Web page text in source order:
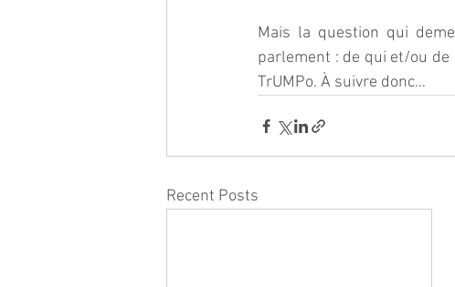
Mais la question qui
parlement : de qui et/ou de
TrUMPo. À suivre donc…
Recent Posts